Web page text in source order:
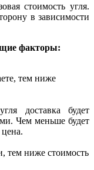
стоимость угля.
в зависимости
факторы:
тем ниже
доставка будет
Чем меньше будет
тем ниже стоимость